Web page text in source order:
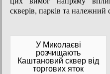
скверів, парків та належний
У Миколаєві
розчищають
Каштановий сквер від
торгових яток